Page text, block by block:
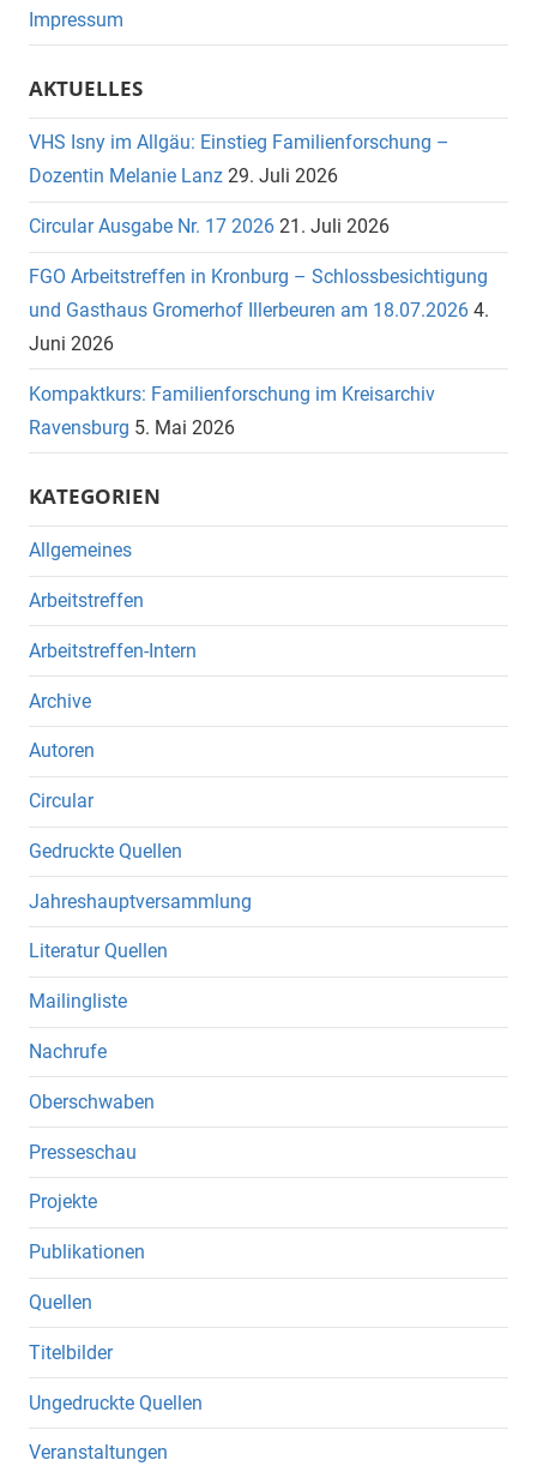
Impressum
AKTUELLES
VHS Isny im Allgäu: Einstieg Familienforschung –
Dozentin Melanie Lanz 29. Juli 2026
Circular Ausgabe Nr. 17 2026 21. Juli 2026
FGO Arbeitstreffen in Kronburg – Schlossbesichtigung
und Gasthaus Gromerhof Illerbeuren am 18.07.2026 4.
Juni 2026
Kompaktkurs: Familienforschung im Kreisarchiv
Ravensburg 5. Mai 2026
KATEGORIEN
Allgemeines
Arbeitstreffen
Arbeitstreffen-Intern
Archive
Autoren
Circular
Gedruckte Quellen
Jahreshauptversammlung
Literatur Quellen
Mailingliste
Nachrufe
Oberschwaben
Presseschau
Projekte
Publikationen
Quellen
Titelbilder
Ungedruckte Quellen
Veranstaltungen